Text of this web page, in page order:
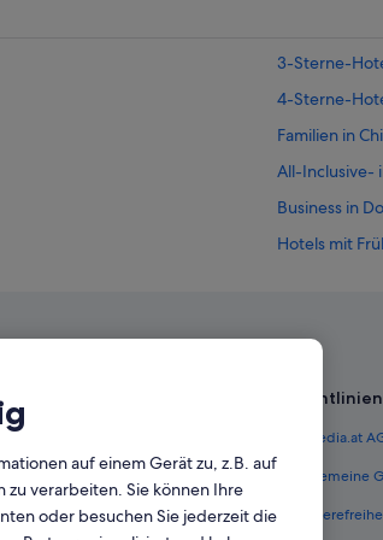
3-Sterne-
4-Sterne-
Familien in
All-Inclusive-
Business in
Hotels mit
Hotels nahe
Hotels mit
Österreich
Richtlinien
Expedia.at
Allgemeine
auf einem Gerät zu, z.B. auf
verarbeiten. Sie können Ihre
oder besuchen Sie jederzeit die